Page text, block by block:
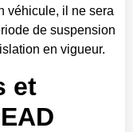
véhicule, il ne sera
de suspension
en vigueur.
et